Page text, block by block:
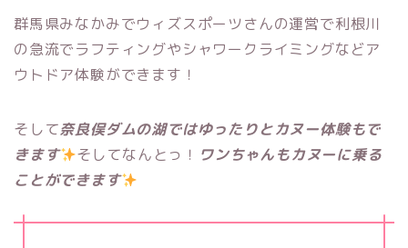
群馬県みなかみでウィズスポーツさんの運営で利根川
の急流でラフティングやシャワークライミングなどア
ウトドア体験ができます！
そして奈良俣ダムの湖ではゆったりとカヌー体験もで
きます
そしてなんとっ！ ワンちゃんもカヌーに乗る
ことができます